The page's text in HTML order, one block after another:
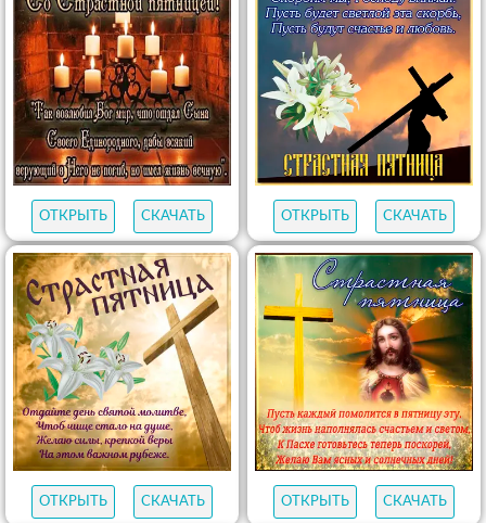
ОТКРЫТЬ СКАЧАТЬ ОТКРЫТЬ СКАЧАТЬ
ОТКРЫТЬ СКАЧАТЬ ОТКРЫТЬ СКАЧАТЬ